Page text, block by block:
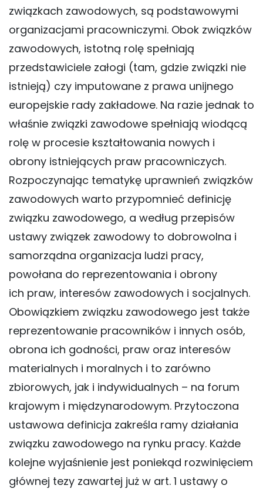
związkach zawodowych, są podstawowymi
organizacjami pracowniczymi. Obok związków
zawodowych, istotną rolę spełniają
przedstawiciele załogi (tam, gdzie związki nie
istnieją) czy imputowane z prawa unijnego
europejskie rady zakładowe. Na razie jednak to
właśnie związki zawodowe spełniają wiodącą
rolę w procesie kształtowania nowych i
obrony istniejących praw pracowniczych.
Rozpoczynając tematykę uprawnień związków
zawodowych warto przypomnieć definicję
związku zawodowego, a według przepisów
ustawy związek zawodowy to dobrowolna i
samorządna organizacja ludzi pracy,
powołana do reprezentowania i obrony
ich praw, interesów zawodowych i socjalnych.
Obowiązkiem związku zawodowego jest także
reprezentowanie pracowników i innych osób,
obrona ich godności, praw oraz interesów
materialnych i moralnych i to zarówno
zbiorowych, jak i indywidualnych – na forum
krajowym i międzynarodowym. Przytoczona
ustawowa definicja zakreśla ramy działania
związku zawodowego na rynku pracy. Każde
kolejne wyjaśnienie jest poniekąd rozwinięciem
głównej tezy zawartej już w art. 1 ustawy o